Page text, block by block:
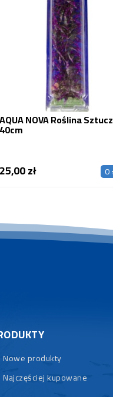
AQUA NOVA Roślina
40cm
25,00 złCena 0
Nowe produkty
Najczęściej kupowane